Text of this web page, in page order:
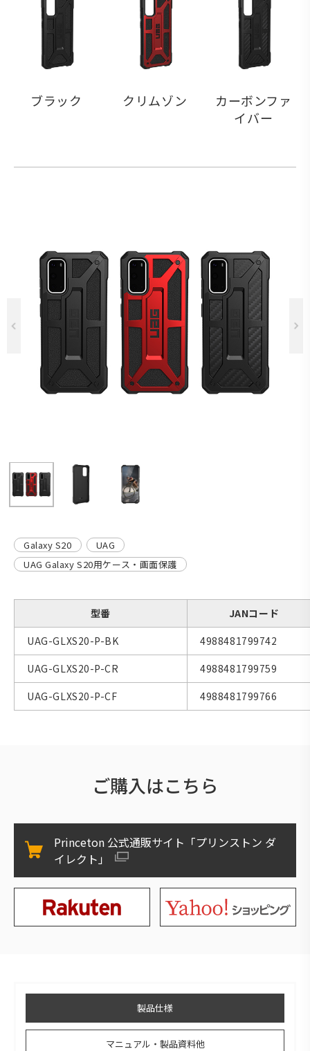
ブラック クリムゾン
カーボンファ
イバー
Previous
Galaxy S20
UAG
UAG Galaxy S20用ケース・画面保護
型番
JANコード
UAG-GLXS20-P-BK
4988481799742
UAG-GLXS20-P-CR
4988481799759
UAG-GLXS20-P-CF
4988481799766
ご購入はこちら
Princeton 公式通販サイト「プリンストン ダ
イレクト」
製品仕様
マニュアル・製品資料他